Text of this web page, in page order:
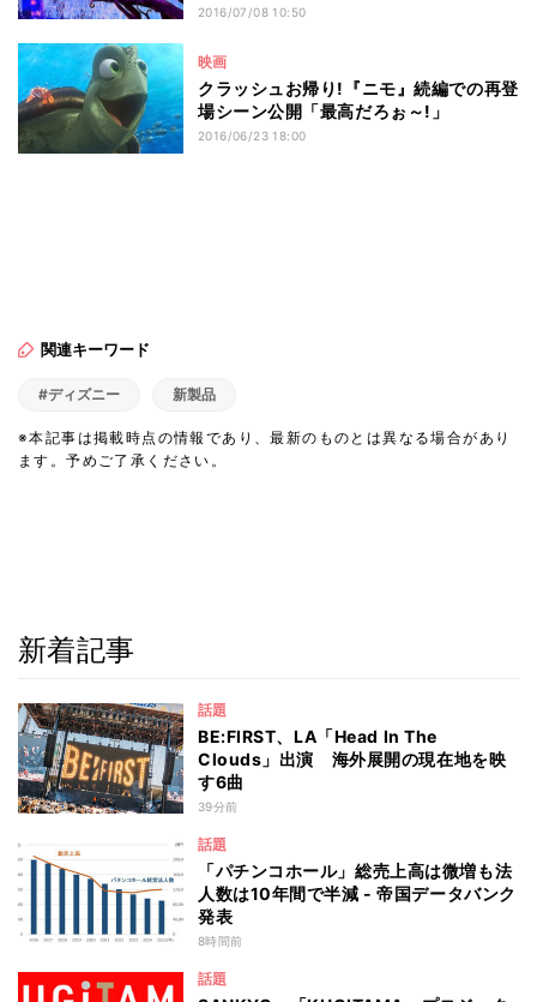
2016/07/08 10:50
映画
クラッシュお帰り!『ニモ』続編での再登
場シーン公開「最高だろぉ～!」
2016/06/23 18:00
関連キーワード
#ディズニー 新製品
※本記事は掲載時点の情報であり、最新のものとは異なる場合があり
ます。予めご了承ください。
新着記事
話題
BE:FIRST、LA「Head In The
Clouds」出演 海外展開の現在地を映
す6曲
39分前
話題
「パチンコホール」総売上高は微増も法
人数は10年間で半減 - 帝国データバンク
発表
8時間前
話題